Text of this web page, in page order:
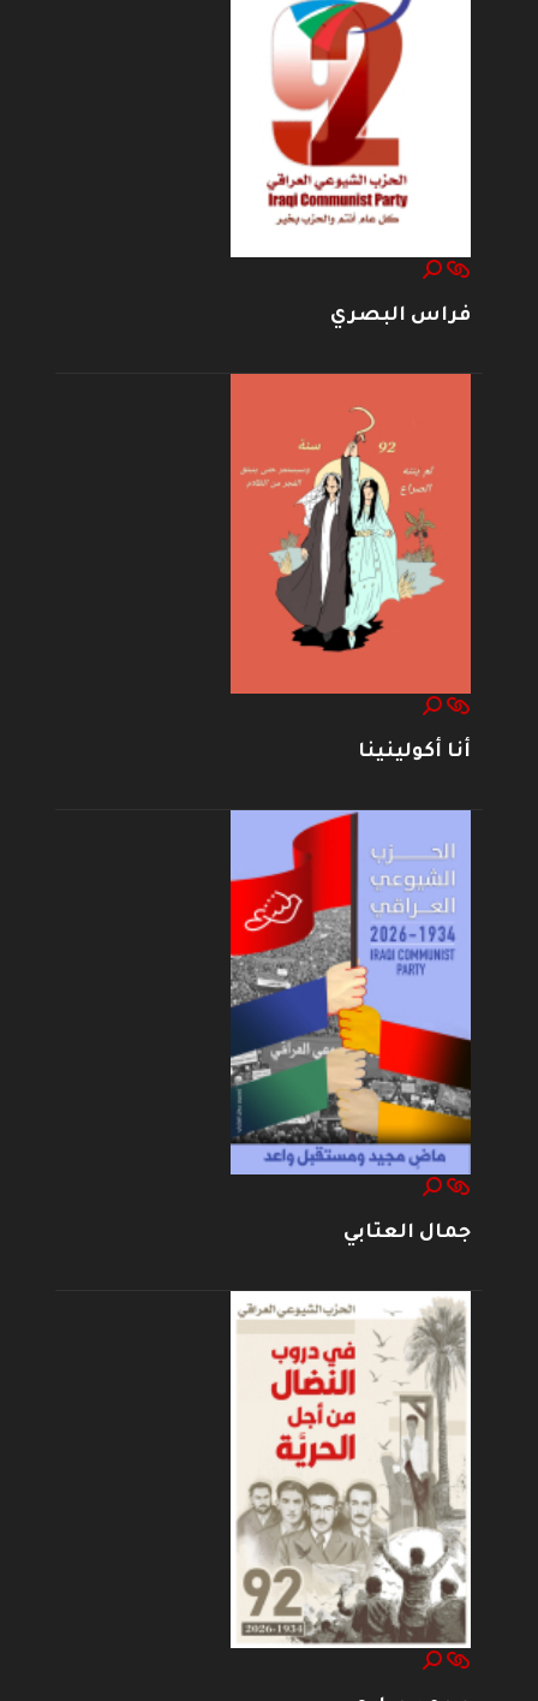
فراس البصري
أنا أكولينينا
جمال العتابي